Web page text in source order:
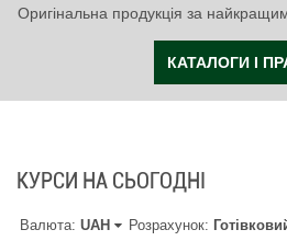
Оригінальна продукція за
КАТАЛОГИ І
КУРСИ НА СЬОГОДНІ
Валюта: UAH Розрахунок: